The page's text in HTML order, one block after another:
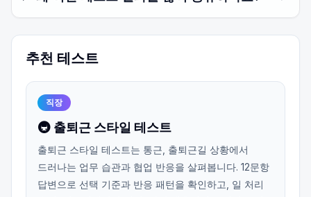
추천 테스트
직장
🚇 출퇴근 스타일 테스트
출퇴근 스타일 테스트는 통근, 출퇴근길 상황에서
드러나는 업무 습관과 협업 반응을 살펴봅니다. 12문항
답변으로 선택 기준과 반응 패턴을 확인하고, 일 처리